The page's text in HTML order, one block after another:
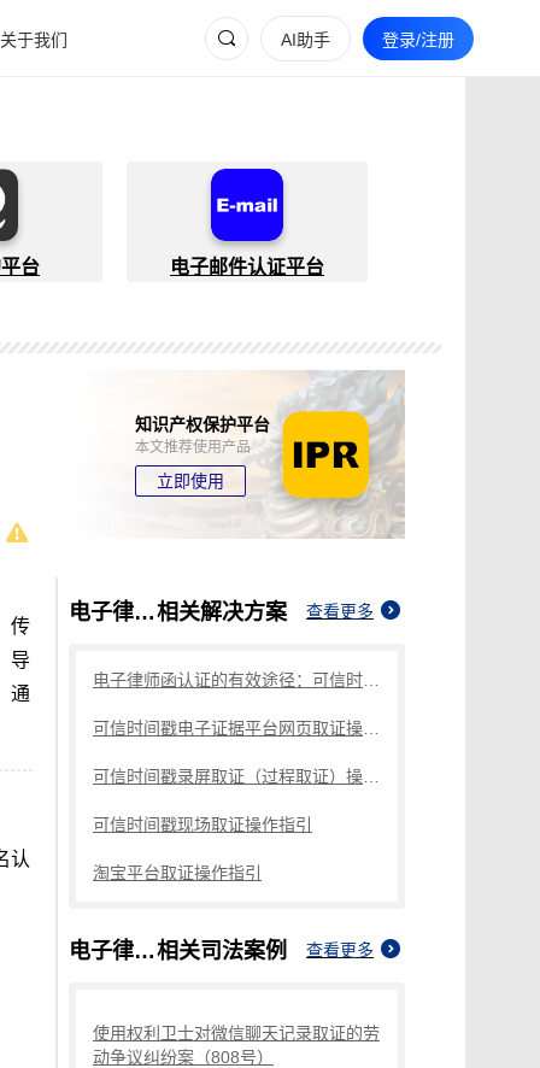
关于我们 AI助手 登录/注册
台 电子邮件认证平台
传
导
通
认
知识产权保护平台
本文推荐使用产品
立即使用
电子律师函认证相关解决方案 查看更多
可信时间戳现场取证操作指引
淘宝平台取证操作指引
电子律师函认证相关司法案例 查看更多
使用权利卫士对微信聊天记录取证的劳
动争议纠纷案（808号）